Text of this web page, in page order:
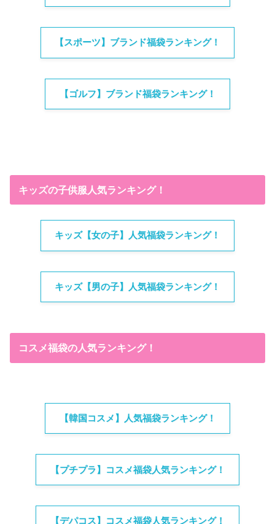
【スポーツ】ブランド福袋ランキング！
【ゴルフ】ブランド福袋ランキング！
キッズの子供服人気ランキング！
キッズ【女の子】人気福袋ランキング！
キッズ【男の子】人気福袋ランキング！
コスメ福袋の人気ランキング！
【韓国コスメ】人気福袋ランキング！
【プチプラ】コスメ福袋人気ランキング！
【デパコス】コスメ福袋人気ランキング！